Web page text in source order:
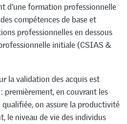
d’une formation professionnelle
compétences de base et
professionnelles en dessous
initiale (CSIAS &
la validation des acquis est
premièrement, en couvrant les
qualifiée, on assure la productivité
le niveau de vie des individus